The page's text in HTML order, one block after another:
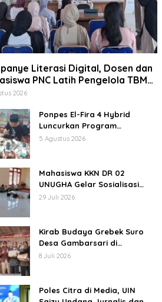
di Media, UIN
Undang Jurnalis dan
Dosen
Literasi Digital, Dosen dan
PNC Latih Pengelola TBM
Pustaka Majenang Produksi
2026
Ponpes El-Fira 4 Hybrid
Luncurkan Program
JunioSmart, Wujudkan
5 Agustus 2026
Mahasiswa KKN DR 02
UNUGHA Gelar Sosialisasi
Edukasi Bahaya Narkoba dan
Cilacap
29 Juli 2026
Kirab Budaya Grebek Suro
Desa Gambarsari di
Purbalingga Banjir Apresiasi
8 Juli 2026
Poles Citra di Media, UIN